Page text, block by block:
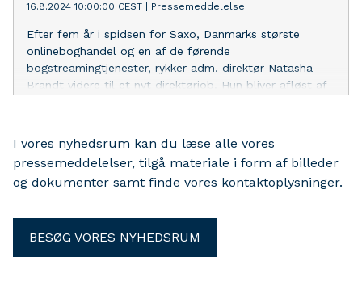
16.8.2024 10:00:00 CEST Pressemeddelelse
Efter fem år i spidsen for Saxo, Danmarks største
onlineboghandel og en af de førende
bogstreamingtjenester, rykker adm. direktør Natasha
Brandt videre til et nyt direktørjob. Hun bliver afløst af
I vores nyhedsrum kan du læse alle vores
pressemeddelelser, tilgå materiale i form af billeder
og dokumenter samt finde vores kontaktoplysninger.
BESØG VORES NYHEDSRUM